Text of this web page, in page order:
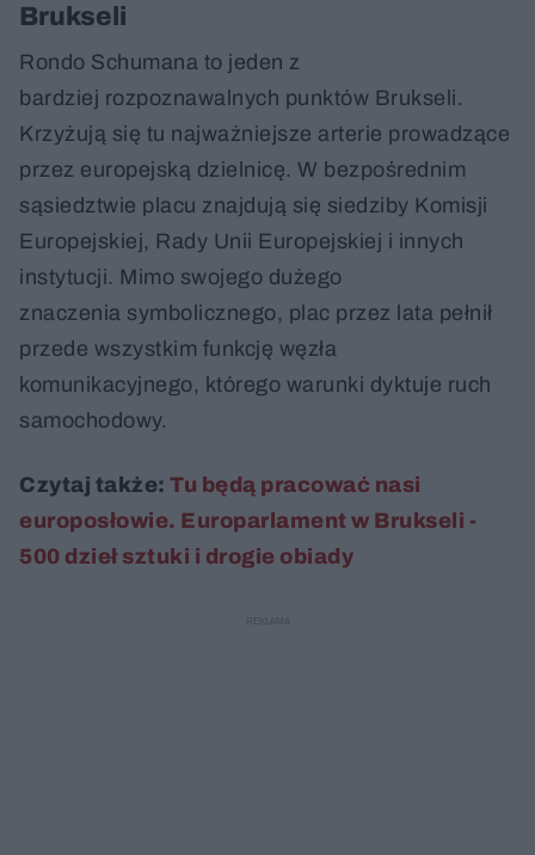
Brukseli
Rondo Schumana to jeden z
bardziej rozpoznawalnych punktów Brukseli.
Krzyżują się tu najważniejsze arterie prowadzące
przez europejską dzielnicę. W bezpośrednim
sąsiedztwie placu znajdują się siedziby Komisji
Europejskiej, Rady Unii Europejskiej i innych
instytucji. Mimo swojego dużego
znaczenia symbolicznego, plac przez lata pełnił
przede wszystkim funkcję węzła
komunikacyjnego, którego warunki dyktuje ruch
samochodowy.
Czytaj także: Tu będą pracować nasi
europosłowie. Europarlament w Brukseli -
500 dzieł sztuki i drogie obiady